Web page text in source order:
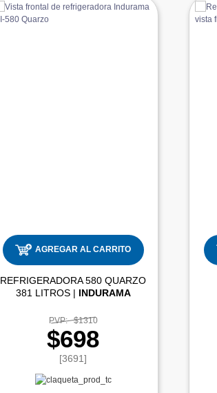
AGREGAR AL CARRITO
REFRIGERADORA 580 QUARZO
381 LITROS | INDURAMA
PVP: $1310
$698
[3691]